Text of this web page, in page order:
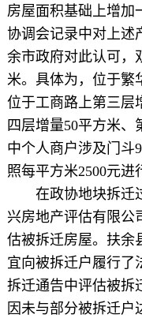
房屋面积基础上增加
协调会记录中对上述
余市政府对此认可，
米。具体为，位于繁
位于工商路上第三层
四层增量50平方米、
中个人商户涉及门斗
照每平方米2500元进
在政协地块拆迁过
兴房地产评估有限公
估被拆迁房屋。扶余
宜向被拆迁户履行了
拆迁通告中评估被拆
因未与部分被拆迁户